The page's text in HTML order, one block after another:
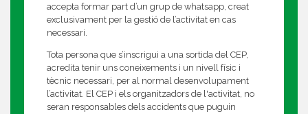
accepta formar part d’un grup de whatsapp, creat
exclusivament per la gestió de l’activitat en cas
necessari.
Tota persona que s’inscrigui a una sortida del CEP,
acredita tenir uns coneixements i un nivell físic i
tècnic necessari, per al normal desenvolupament
l’activitat. El CEP i els organitzadors de l'activitat, no
seran responsables dels accidents que puguin